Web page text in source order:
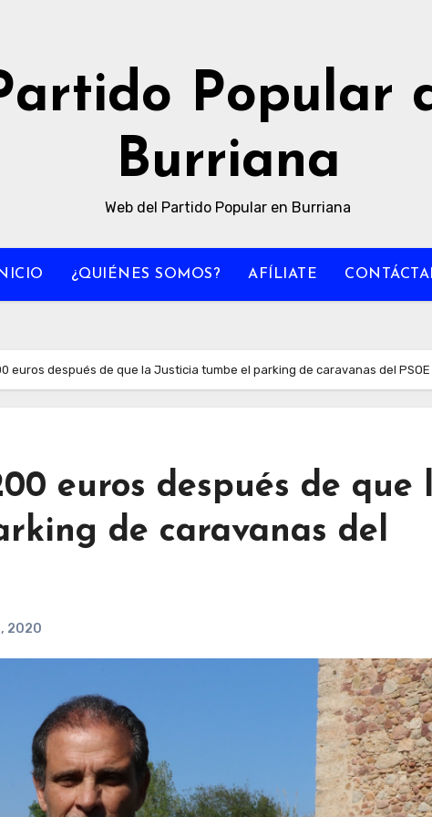
Popular
Burriana
Web del Partido Popular en Burriana
¿QUIÉNES SOMOS? AFÍLIATE
euros después de que la Justicia tumbe el parking de caravanas del PSOE
euros después de que
de caravanas del
2020